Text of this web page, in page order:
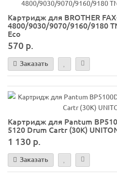
Картридж для BROTHER
4800/9030/9070/9160/9180
Eco
570 р.
Заказать
Картридж для Pantum
5120 Drum Cartr (30K)
1 130 р.
Заказать